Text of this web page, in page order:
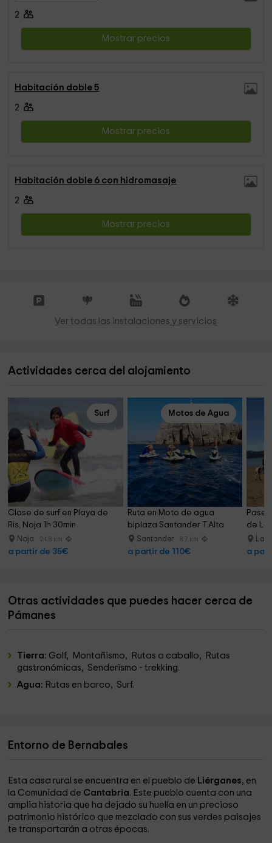
2
Mostrar precios
Habitación doble 5
2
Mostrar precios
Habitación doble 6 con hidromasaje
2
Mostrar precios
Ver todas las instalaciones y servicios
Actividades cerca del alojamiento
Surf
Clase de surf en Playa de
Ris, Noja 1h 30min
Noja 24.8 km
a partir de 35€
Motos de Agua
Ruta en Moto de agua
biplaza Santander T.Alta
Santander 8.7 km
a partir de 110€
de
a
Otras actividades que puedes hacer cerca de
Pámanes
Tierra: Golf, Montañismo, Rutas a caballo, Rutas
gastronómicas, Senderismo - trekking.
Agua: Rutas en barco, Surf.
Entorno de Bernabales
Esta casa rural se encuentra en el pueblo de Liérganes, en
la Comunidad de Cantabria. Este pueblo cuenta con una
amplia historia que ha dejado su huella en un precioso
patrimonio histórico que mezclado con sus verdes paisajes
te transportarán a otras épocas.